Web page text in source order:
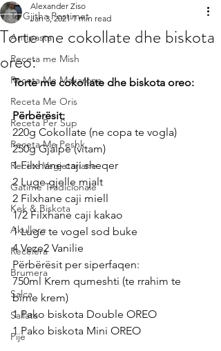
Te Gjitha Postimet
Antipasta
Receta me Mish
Receta Me Makarona
Receta Me Oris
Receta Per Sup
Receta Me Peshk
Receta Vegjetariane
Gatime Tradicionale
Kek & Biskota
Akullore
Recelera
Brumera
Salca
Sallata
Pije
Torte me cokollate dhe biskota
oreo:
Alexander Ziso
Jan 3, 2021 1 min read
Torte me cokollate dhe biskota oreo:
Përbërësit:
220g Cokollate (ne copa te vogla)
250g Gjalpe (vitam)
1 Filxhane caji sheqer
2 Luge gjelle mjalt
2 Filxhane caji miell
1/2 Filxhane caji kakao
1 Luge te vogel sod buke
4 Veze2 Vanilie
Përbërësit per siperfaqen:
750ml Krem qumeshti (te rrahim te
bime krem)
1 Pako biskota Double OREO
1 Pako biskota Mini OREO